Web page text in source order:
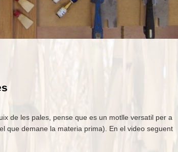
de les pales, pense que es un motlle versatil per a
que demane la materia prima). En el video seguent